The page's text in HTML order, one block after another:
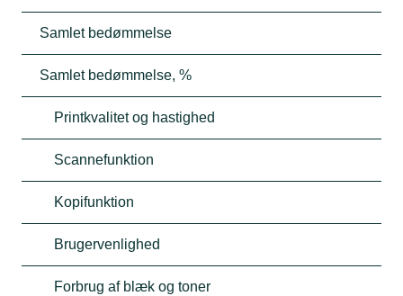
Samlet bedømmelse
Samlet bedømmelse, %
Printkvalitet og hastighed
Scannefunktion
Kopifunktion
Brugervenlighed
Forbrug af blæk og toner